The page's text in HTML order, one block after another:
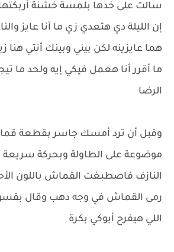
سالت على خدها بلمسة خشنة
إن الليلة دي هتعدي زي ما أنا عايز
هما عايزينه لكن بيني وبينك أنتي هنا
ما أقرر أنا هعمل فيكي إيه ولحد ما
الرضا
وقبل أن ترد أمسك جاسر بقطعة
موضوعة على الطاولة وبحركة
النازف فاصطبغت القماش باللون
رمى القماش في وجه دهب وقال
اللي هيفرح أبوكي بكرة